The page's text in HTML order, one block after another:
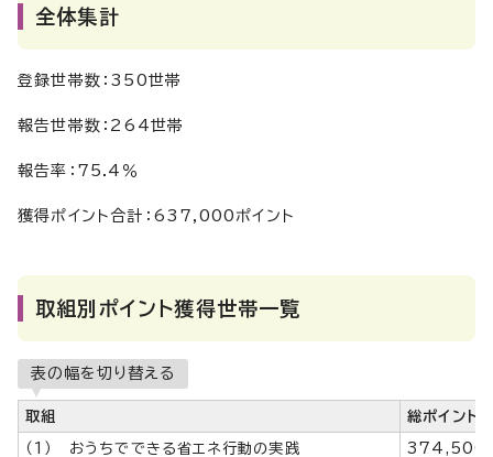
全体集計
登録世帯数：350世帯
報告世帯数：264世帯
報告率：75.4％
獲得ポイント合計：637,000ポイント
取組別ポイント獲得世帯一覧
表の幅を切り替える
取組 総ポイント
（1） おうちでできる省エネ行動の実践 374,500